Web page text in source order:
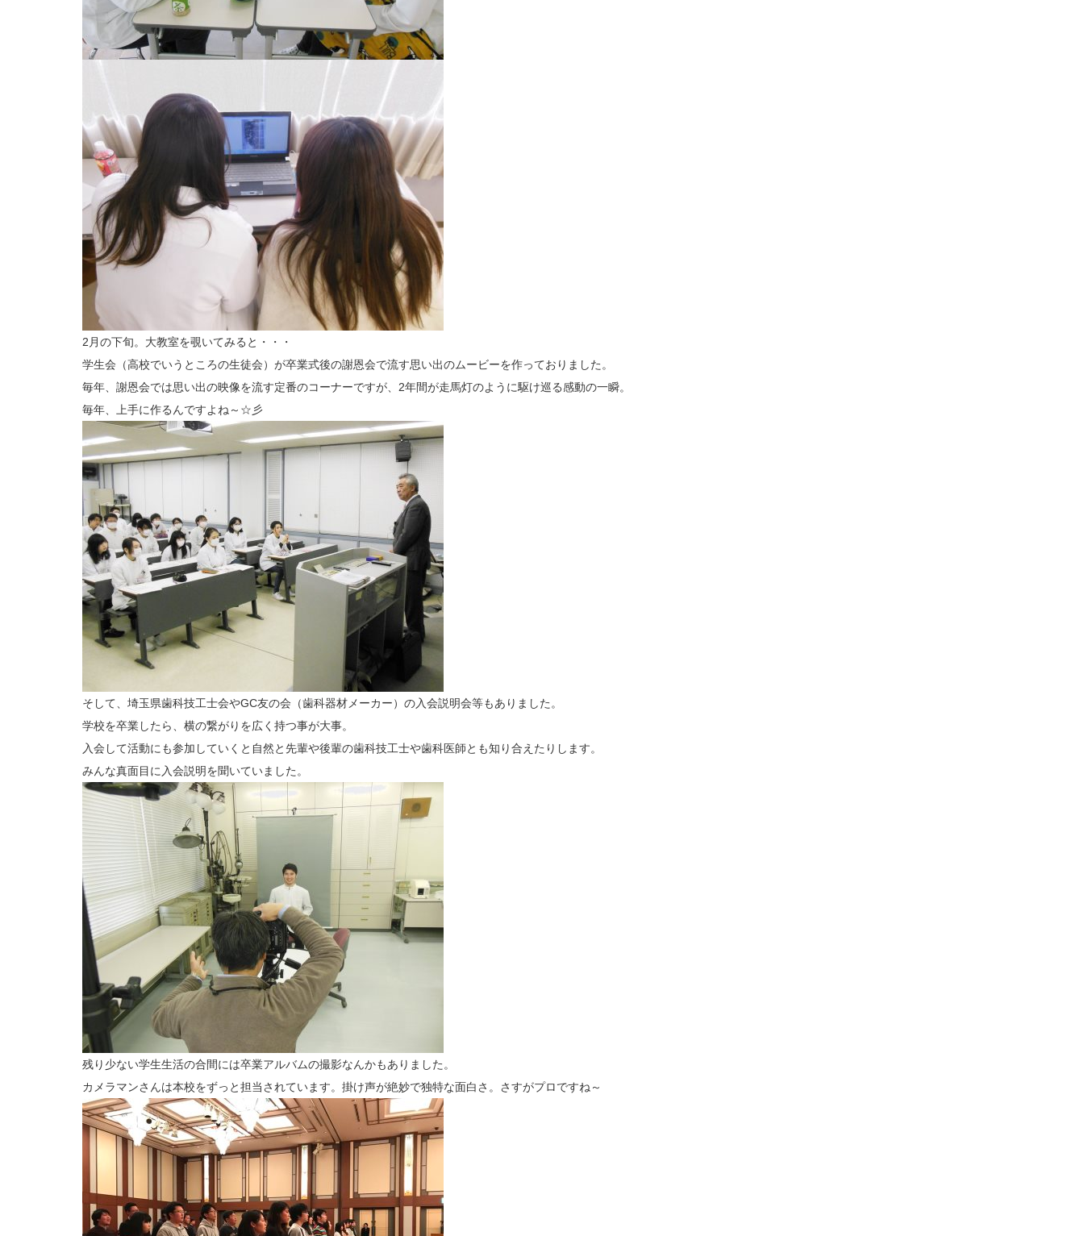
2月の下旬。大教室を覗いてみると・・・
学生会（高校でいうところの生徒会）が卒業式後の謝恩会で流す思い出のムービーを作っておりました。
毎年、謝恩会では思い出の映像を流す定番のコーナーですが、2年間が走馬灯のように駆け巡る感動の一瞬。
毎年、上手に作るんですよね～☆彡
そして、埼玉県歯科技工士会やGC友の会（歯科器材メーカー）の入会説明会等もありました。
学校を卒業したら、横の繋がりを広く持つ事が大事。
入会して活動にも参加していくと自然と先輩や後輩の歯科技工士や歯科医師とも知り合えたりします。
みんな真面目に入会説明を聞いていました。
残り少ない学生生活の合間には卒業アルバムの撮影なんかもありました。
カメラマンさんは本校をずっと担当されています。掛け声が絶妙で独特な面白さ。さすがプロですね～